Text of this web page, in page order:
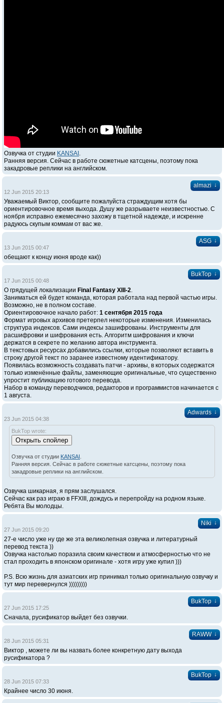
Озвучка от студии KANSAI .
Ранняя версия. Сейчас в работе сюжетные катсцены, поэтому пока
закадровые реплики на английском.
almazi ↓
12 Jun 2015 20:13
Уважаемый Виктор, сообщите пожалуйста страждущим хотя бы
ориентировочное время выхода. Душу же разрываете неизвестностью. С
ноября исправно ежемесячно захожу в тщетной надежде, и искренне
радуюсь скупым коммам от вас же.
ASG ↓
13 Jun 2015 00:47
обещают к концу июня вроде как))
BukTop ↓
17 Jun 2015 00:48
О грядущей локализации Final Fantasy XIII-2.
Заниматься ей будет команда, которая работала над первой частью игры.
Возможно, не в полном составе.
Ориентировочное начало работ: 1 сентября 2015 года
Формат игровых архивов претерпел некоторые изменения. Изменилась
структура индексов. Сами индексы зашифрованы. Инструменты для
расшифровки и шифрования есть. Алгоритм шифрования и ключи
держатся в секрете по желанию автора инструмента.
В текстовых ресурсах добавились ссылки, которые позволяют вставить в
строку другой текст по заранее известному идентификатору.
Появилась возможность создавать патчи - архивы, в которых содержатся
только изменённые файлы, заменяющие оригинальные, что существенно
упростит публикацию готового перевода.
Набор в команду переводчиков, редакторов и программистов начинается с
1 августа.
Adwards ↓
23 Jun 2015 04:38
BukTop wrote:
Озвучка от студии KANSAI
Ранняя версия. Сейчас в работе сюжетные катсцены, поэтому пока
закадровые реплики на английском.
Озвучка шикарная, я прям заслушался.
Сейчас как раз играю в FFXIII, дождусь и перепройду на родном языке.
Ребята Вы молодцы.
Niki ↓
27 Jun 2015 09:20
27-е число уже ну где же эта великолепная озвучка и литературный
перевод текста ))
Озвучка настолько поразила своим качеством и атмосферностью что не
стал проходить в японском оригинале - хотя игру уже купил )))
P.S. Всю жизнь для азиатских игр принимал только оригинальную озвучку и
тут мир перевернулся )))))))))
BukTop ↓
27 Jun 2015 17:25
Сначала, русификатор выйдет без озвучки.
RAWW ↓
28 Jun 2015 05:31
Виктор , можете ли вы назвать более конкретную дату выхода
русификатора ?
BukTop ↓
28 Jun 2015 07:33
Крайнее число 30 июня.